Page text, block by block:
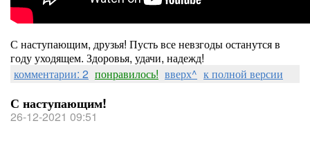
С наступающим, друзья! Пусть все невзгоды останутся в
году уходящем. Здоровья, удачи, надежд!
комментарии: 2 понравилось! вверх^ к полной версии
С наступающим!
26-12-2021 09:51